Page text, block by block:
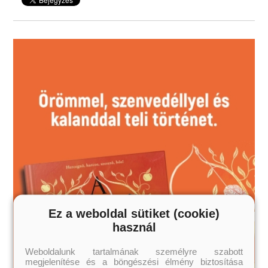
Ez a weboldal sütiket (cookie)
használ
Weboldalunk tartalmának személyre szabott
megjelenítése és a böngészési élmény biztosítása